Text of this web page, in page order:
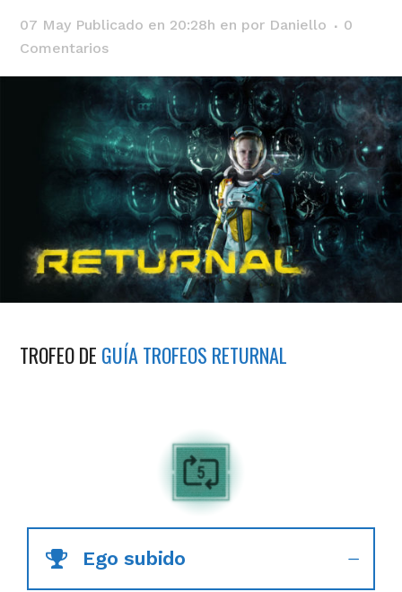
07 May Publicado en 20:28h en por Daniello
0
Comentarios
TROFEO DE GUÍA TROFEOS RETURNAL
Ego subido